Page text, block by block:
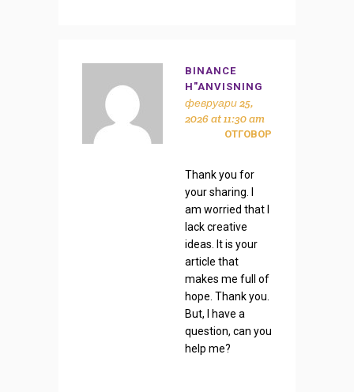
BINANCE
H"ANVISNING
февруари 25,
2026 at 11:30 am
ОТГОВОР
Thank you for
your sharing. I
am worried that I
lack creative
ideas. It is your
article that
makes me full of
hope. Thank you.
But, I have a
question, can you
help me?